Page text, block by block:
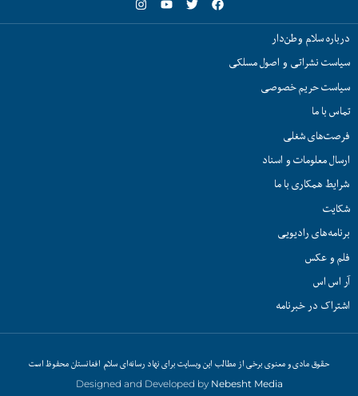
درباره سلام وطن‌دار
سیاست نشراتی و اصول مسلکی
سیاست حریم خصوصی
تماس با ما
فرصت‌های شغلی
ارسال معلومات و اسناد
شرایط همکاری با ما
شکایت
برنامه‌های رادیویی
فلم و عکس
آر اس اس
اشتراک در خبرنامه
حقوق مادی و معنوی برخی از مطالب این وبسایت برای نهاد رسانه‌ای سلام افغانستان محفوظ است
Designed and Developed by Nebesht Media